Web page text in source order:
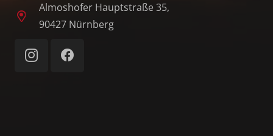
Almoshofer Hauptstraße 35,
90427 Nürnberg